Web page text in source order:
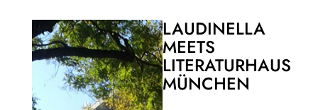
LAUDINELLA
MEETS
LITERATURHAUS
MÜNCHEN